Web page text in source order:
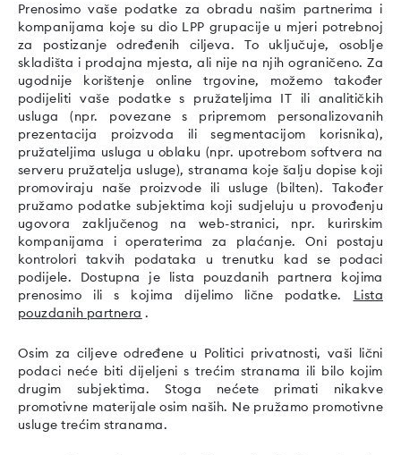
Prenosimo vaše podatke za obradu našim partnerima i
kompanijama koje su dio LPP grupacije u mjeri potrebnoj
za postizanje određenih ciljeva. To uključuje, osoblje
skladišta i prodajna mjesta, ali nije na njih ograničeno. Za
ugodnije korištenje online trgovine, možemo također
podijeliti vaše podatke s pružateljima IT ili analitičkih
usluga (npr. povezane s pripremom personalizovanih
prezentacija proizvoda ili segmentacijom korisnika),
pružateljima usluga u oblaku (npr. upotrebom softvera na
serveru pružatelja usluge), stranama koje šalju dopise koji
promoviraju naše proizvode ili usluge (bilten). Također
pružamo podatke subjektima koji sudjeluju u provođenju
ugovora zaključenog na web-stranici, npr. kurirskim
kompanijama i operaterima za plaćanje. Oni postaju
kontrolori takvih podataka u trenutku kad se podaci
podijele. Dostupna je lista pouzdanih partnera kojima
prenosimo ili s kojima dijelimo lične podatke. Lista
pouzdanih partnera .
Osim za ciljeve određene u Politici privatnosti, vaši lični
podaci neće biti dijeljeni s trećim stranama ili bilo kojim
drugim subjektima. Stoga nećete primati nikakve
promotivne materijale osim naših. Ne pružamo promotivne
usluge trećim stranama.